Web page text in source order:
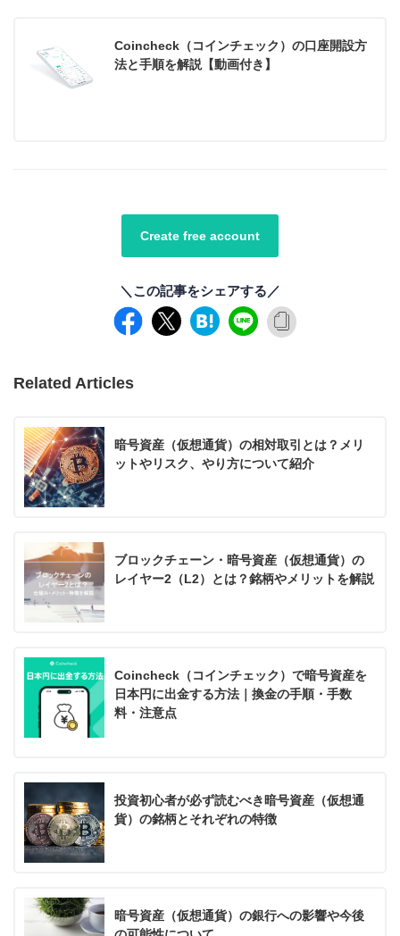
Coincheck（コインチェック）の口座開設方
法と手順を解説【動画付き】
Create free account
＼この記事をシェアする／
Related Articles
暗号資産（仮想通貨）の相対取引とは？メリ
ットやリスク、やり方について紹介
ブロックチェーン・暗号資産（仮想通貨）の
レイヤー2（L2）とは？銘柄やメリットを解説
Coincheck（コインチェック）で暗号資産を
日本円に出金する方法｜換金の手順・手数
料・注意点
投資初心者が必ず読むべき暗号資産（仮想通
貨）の銘柄とそれぞれの特徴
暗号資産（仮想通貨）の銀行への影響や今後